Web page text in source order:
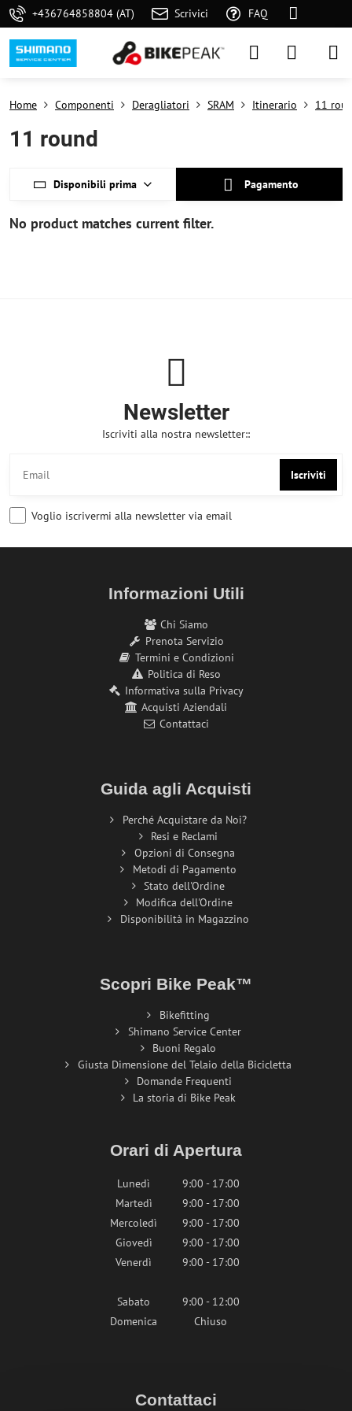
+436764858804 (AT) Scrivici FAQ
Home Componenti Deragliatori SRAM Itinerario 11
11 round
Disponibili prima Pagamento
Newsletter
Iscriviti alla nostra newsletter::
Iscriviti
Voglio iscrivermi alla newsletter via email
Informazioni Utili
Chi Siamo
Prenota Servizio
Termini e Condizioni
Politica di Reso
Informativa sulla Privacy
Acquisti Aziendali
Contattaci
Guida agli Acquisti
Perché Acquistare da Noi?
Resi e Reclami
Opzioni di Consegna
Metodi di Pagamento
Stato dell'Ordine
Modifica dell'Ordine
Disponibilità in Magazzino
Scopri Bike Peak™
Bikefitting
Shimano Service Center
Buoni Regalo
Giusta Dimensione del Telaio della Bicicletta
Domande Frequenti
La storia di Bike Peak
Orari di Apertura
Lunedì
9:00 - 17:00
Martedì
9:00 - 17:00
Mercoledì
9:00 - 17:00
Giovedì
9:00 - 17:00
Venerdì
9:00 - 17:00
Sabato
9:00 - 12:00
Domenica
Chiuso
Contattaci